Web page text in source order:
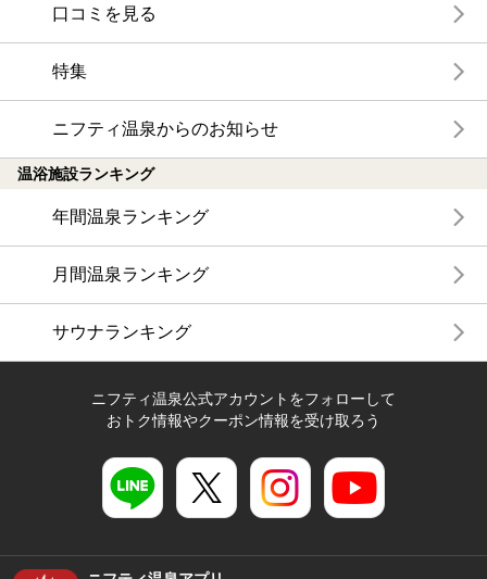
口コミを見る
特集
ニフティ温泉からのお知らせ
温浴施設ランキング
年間温泉ランキング
月間温泉ランキング
サウナランキング
ニフティ温泉公式アカウントをフォローして
おトク情報やクーポン情報を受け取ろう